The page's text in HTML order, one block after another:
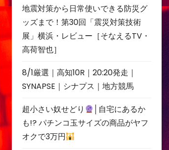
地震対策から日常使いできる防災グ
ッズまで！第30回「震災対策技術
展」横浜・レビュー［そなえるTV・
高荷智也］
8/1厳選｜高知10R｜20:20発走｜
SYNAPSE｜シナプス｜地方競馬
超小さい奴せどり
│自宅にあるか
も!? パチンコ玉サイズの商品がヤフ
オクで3万円